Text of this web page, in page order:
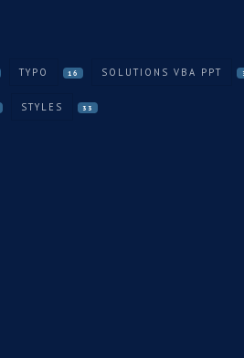
TYPO 16 SOLUTIONS VBA PPT
STYLES 33